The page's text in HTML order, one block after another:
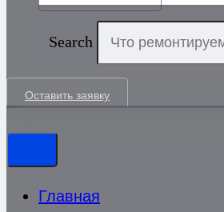
Search
Оставить заявку
Главная